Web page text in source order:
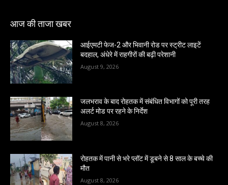
आज की ताजा खबर
आईएमटी फेज-2 और भिवानी रोड पर स्ट्रीट लाइटें
बदहाल, अंधेरे में राहगीरों की बढ़ी परेशानी
August 9, 2026
जलभराव के बाद रोहतक में संबंधित विभागों को पूरी तरह
अलर्ट मोड पर रहने के निर्देश
August 8, 2026
रोहतक में पानी से भरे प्लॉट में डूबने से 8 साल के बच्चे की
मौत
August 8, 2026